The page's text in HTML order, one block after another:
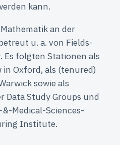
kann.
an der
u. a. von Fields-
Es folgten Stationen als
in Oxford, als (tenured)
sowie als
Data Study Groups und
Medical-Sciences-
Institute.